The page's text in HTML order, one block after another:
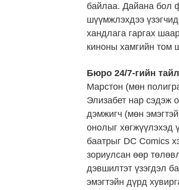
байлаа. Дайана бол
шүүмжлэхдээ
хандлага гаргах
киноны хамгийн том
Бюро 24/7-гийн
Марстон (мөн
Элизабет нар сэдэж
дэмжигч (мөн
онолыг хөгжүүлэхэд
баатрыг DC Comics
зориулсан өөр
дэвшилтэт үзэгдэл
эмэгтэйн дүрд